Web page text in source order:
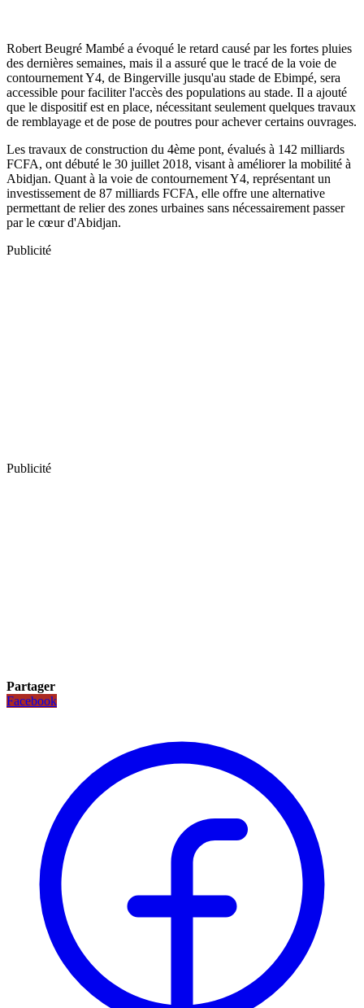
Robert Beugré Mambé a évoqué le retard causé par les fortes pluies
des dernières semaines, mais il a assuré que le tracé de la voie de
contournement Y4, de Bingerville jusqu'au stade de Ebimpé, sera
accessible pour faciliter l'accès des populations au stade. Il a ajouté
que le dispositif est en place, nécessitant seulement quelques travaux
de remblayage et de pose de poutres pour achever certains ouvrages.
Les travaux de construction du 4ème pont, évalués à 142 milliards
FCFA, ont débuté le 30 juillet 2018, visant à améliorer la mobilité à
Abidjan. Quant à la voie de contournement Y4, représentant un
investissement de 87 milliards FCFA, elle offre une alternative
permettant de relier des zones urbaines sans nécessairement passer
par le cœur d'Abidjan.
Publicité
Publicité
Partager
Facebook